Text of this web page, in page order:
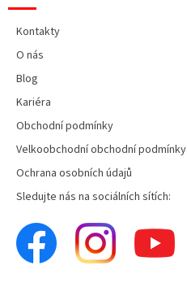
Kontakty
O nás
Blog
Kariéra
Obchodní podmínky
Velkoobchodní obchodní podmínky
Ochrana osobních údajů
Sledujte nás na sociálních sítích: